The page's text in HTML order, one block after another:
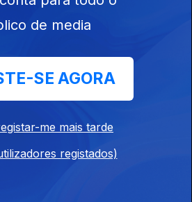
Ep. 7
Ep. 6
Colares
de media
SE AGORA
me mais tarde
registados)